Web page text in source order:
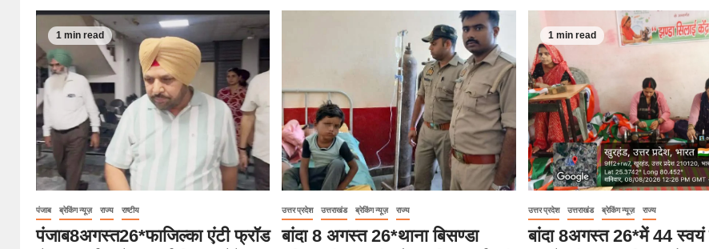
1 min read
पंजाब ब्रेकिंग न्यूज़ राज्य राष्टीय
पंजाब8अगस्त26*फाजिल्का एंटी फ्रॉड
उत्तर प्रदेश उत्तराखंड ब्रेकिंग न्यूज़ राज्य
बांदा 8 अगस्त 26*थाना बिसण्डा
1 min read
उत्तर प्रदेश उत्तराखंड ब्रेकिंग न्यूज़ राज्य
बांदा 8अगस्त 26*में 44 स्वयं